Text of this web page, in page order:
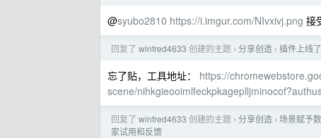
@syubo2810 https://i.imgur.com/NIvxivj.png 接
回复了 winfred4633 创建的主题 › 分享创造 › 插件上线
忘了贴，工具地址： https://
scene/
回复了 winfred4633 创建的主题 › 分享创造 › 场景赋予
家试用和反馈